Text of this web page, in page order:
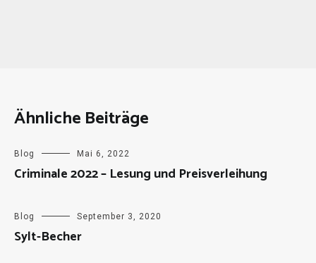
Ähnliche Beiträge
Blog Mai 6, 2022
Criminale 2022 – Lesung und Preisverleihung
Blog September 3, 2020
Sylt-Becher